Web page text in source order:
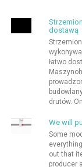
dostawą
łatwo
drutów.
We will
Some
out that
producer